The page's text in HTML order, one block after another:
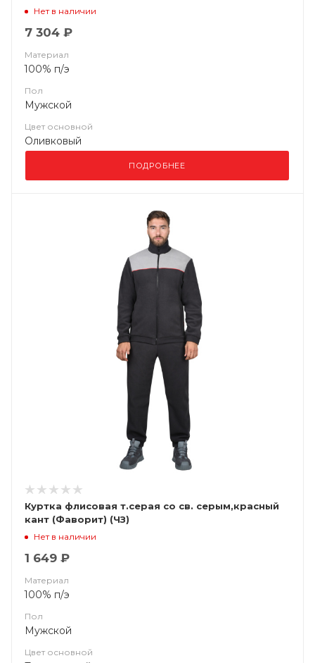
ПолиИтали/Кошачий глаз
Нет в наличии
7 304 ₽
Материал
100% п/э
Пол
Мужской
Цвет основной
Оливковый
ПОДРОБНЕЕ
Куртка флисовая т.серая со св. серым,красный
кант (Фаворит) (ЧЗ)
Нет в наличии
1 649 ₽
Материал
100% п/э
Пол
Мужской
Цвет основной